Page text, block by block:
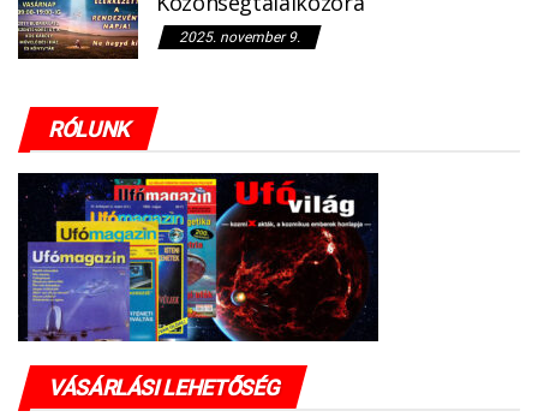
2025. november 9.
RÓLUNK
VÁSÁRLÁSI LEHETŐSÉG